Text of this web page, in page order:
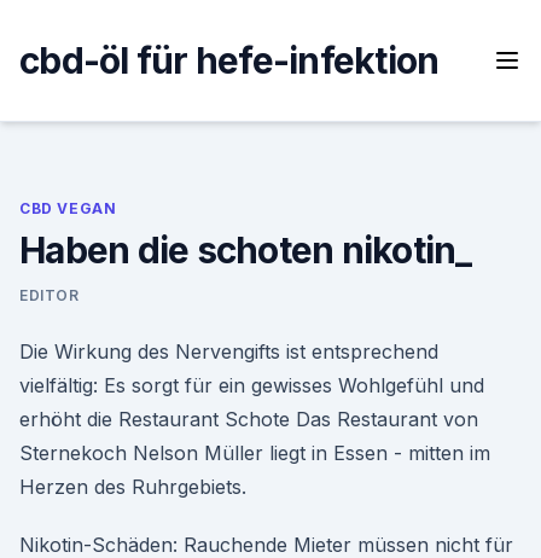
content
cbd-öl für hefe-infektion
CBD VEGAN
Haben die schoten nikotin_
EDITOR
Die Wirkung des Nervengifts ist entsprechend
vielfältig: Es sorgt für ein gewisses Wohlgefühl und
erhöht die Restaurant Schote Das Restaurant von
Sternekoch Nelson Müller liegt in Essen - mitten im
Herzen des Ruhrgebiets.
Nikotin-Schäden: Rauchende Mieter müssen nicht für